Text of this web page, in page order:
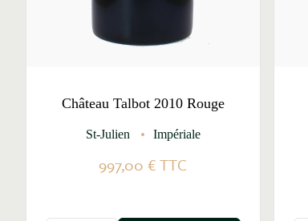
Château Talbot 2010 Rouge
St-Julien Impériale
997,00 €TTC